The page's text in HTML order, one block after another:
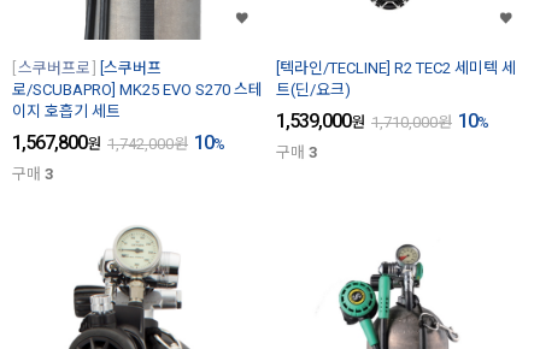
스쿠버프로
[스쿠버프
로/SCUBAPRO] MK25 EVO S270 스테
이지 호흡기 세트
1,567,800원 1,742,000원 10%
구매 3
[텍라인/TECLINE] R2 TEC2 세미텍 세
트(딘/요크)
1,539,000원 1,710,000원 10%
구매 3